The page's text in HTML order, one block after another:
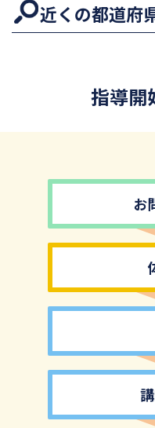
近くの都道府
指導開
お